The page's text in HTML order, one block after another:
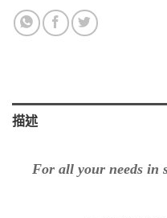
描述
For all your needs in